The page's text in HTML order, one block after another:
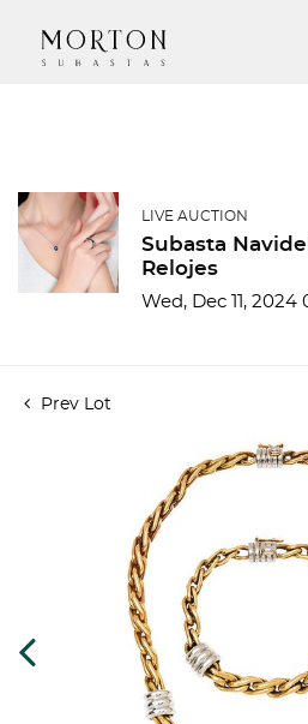
LIVE AUCTION
Subasta
Relojes
Wed, Dec 11, 2024
Prev Lot